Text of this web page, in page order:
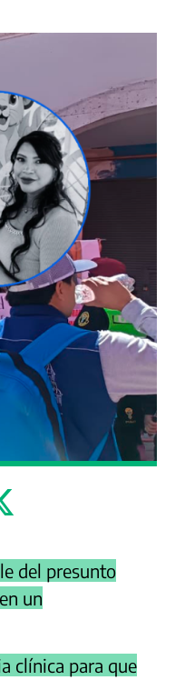
del presunto
un
clínica para que